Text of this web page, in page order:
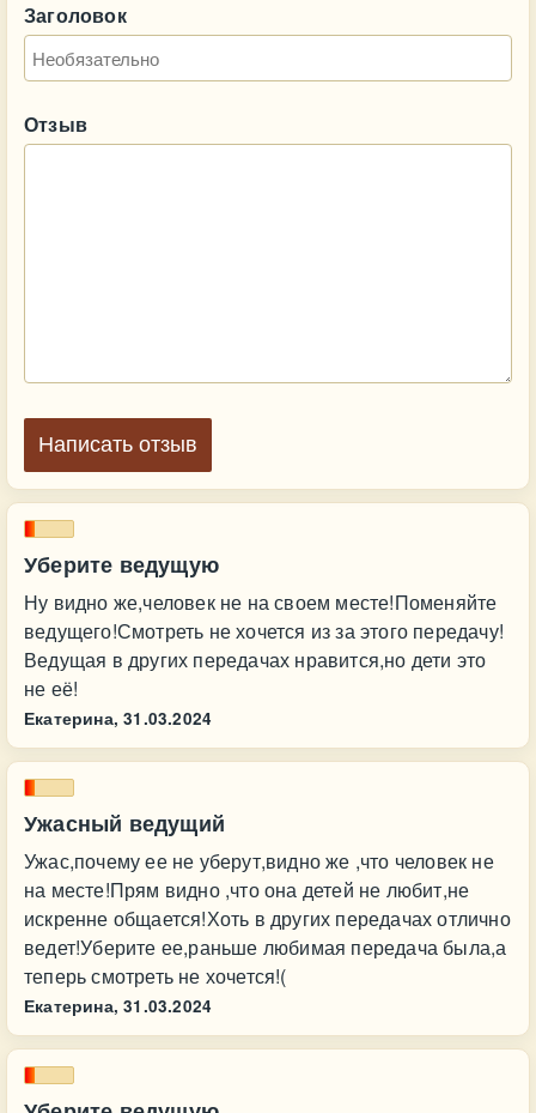
Уберите ведущую
Ну видно же,человек не на своем месте!Поменяйте
ведущего!Смотреть не хочется из за этого передачу!
Ведущая в других передачах нравится,но дети это
не её!
Екатерина, 31.03.2024
Ужасный ведущий
Ужас,почему ее не уберут,видно же ,что человек не
на месте!Прям видно ,что она детей не любит,не
искренне общается!Хоть в других передачах отлично
ведет!Уберите ее,раньше любимая передача была,а
теперь смотреть не хочется!(
Екатерина, 31.03.2024
Заголовок
Отзыв
Написать отзыв